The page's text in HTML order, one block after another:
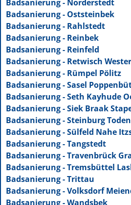
Badsanierung - Norderstedt
Badsanierung - Oststeinbek
Badsanierung - Rahlstedt
Badsanierung - Reinbek
Badsanierung - Reinfeld
Badsanierung - Retwisch
Badsanierung - Rümpel Pölitz
Badsanierung - Sasel
Badsanierung - Seth Kayhude
Badsanierung - Siek Braak
Badsanierung - Steinburg
Badsanierung - Sülfeld Nahe
Badsanierung - Tangstedt
Badsanierung - Travenbrück
Badsanierung - Tremsbüttel
Badsanierung - Trittau
Badsanierung - Volksdorf
Badsanierung - Wandsbek